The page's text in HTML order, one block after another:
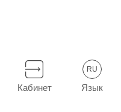
Кабинет
RU
Язык